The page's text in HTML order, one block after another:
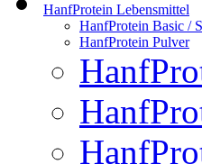
HanfProtein Lebensmittel
HanfProtein Basic /
HanfProtein Pulver